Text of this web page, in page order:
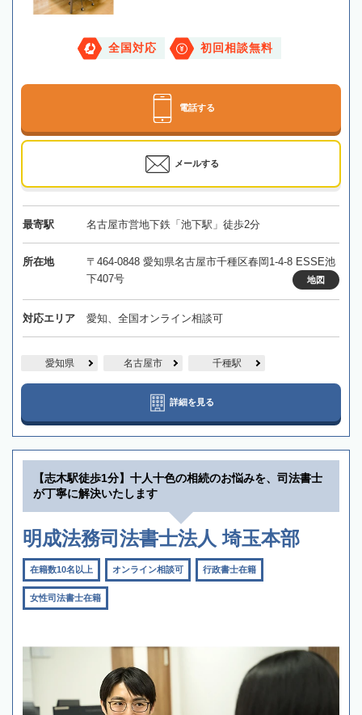
全国対応 初回相談無料
電話する
メールする
最寄駅 名古屋市営地下鉄「池下駅」徒歩2分
所在地
〒464-0848 愛知県名古屋市千種区春岡1-4-8 ESSE池
下407号
地図
対応エリア 愛知、全国オンライン相談可
愛知県 名古屋市 千種駅
詳細を見る
【志木駅徒歩1分】十人十色の相続のお悩みを、司法書士
が丁寧に解決いたします
明成法務司法書士法人 埼玉本部
在籍数10名以上 オンライン相談可 行政書士在籍
女性司法書士在籍